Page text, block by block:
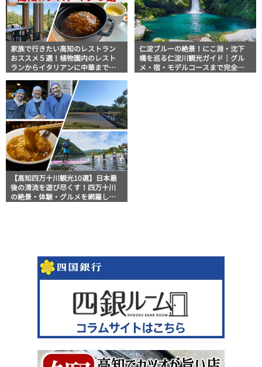
家族で行きたい高知のレストラン
おススメ５選！植物園内のレスト
ランからイタリアンに中華まで楽
仁淀ブルーの絶景！にこ淵・沈下
橋を巡る仁淀川観光ガイド｜グル
メ・宿・モデルコースまで完全網
【高知四万十川観光10選】日本最
後の清流を遊び尽くす！四万十川
の絶景・体験・グルメを網羅した